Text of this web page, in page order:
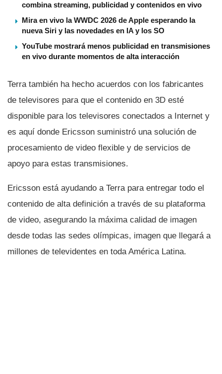
combina streaming, publicidad y contenidos en vivo
Mira en vivo la WWDC 2026 de Apple esperando la
nueva Siri y las novedades en IA y los SO
YouTube mostrará menos publicidad en transmisiones
en vivo durante momentos de alta interacción
Terra también ha hecho acuerdos con los fabricantes
de televisores para que el contenido en 3D esté
disponible para los televisores conectados a Internet y
es aquí­ donde Ericsson suministró una solución de
procesamiento de video flexible y de servicios de
apoyo para estas transmisiones.
Ericsson está ayudando a Terra para entregar todo el
contenido de alta definición a través de su plataforma
de video, asegurando la máxima calidad de imagen
desde todas las sedes olí­mpicas, imagen que llegará a
millones de televidentes en toda América Latina.